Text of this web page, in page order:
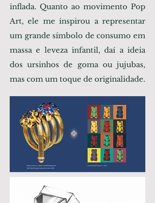
inflada. Quanto ao movimento Pop
Art, ele me inspirou a representar
um grande símbolo de consumo em
massa e leveza infantil, daí a ideia
dos ursinhos de goma ou jujubas,
mas com um toque de originalidade.